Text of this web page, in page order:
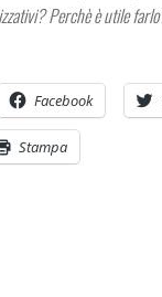
Perchè è utile
Facebook
Stampa